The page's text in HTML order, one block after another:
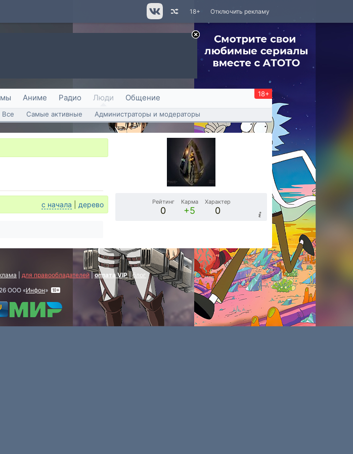
Отключить рекламу
18+
Аниме Радио Люди Общение 18+
Все Самые активные Администраторы и модераторы
с начала дерево Рейтинг
0
Карма
+5
Характер
0
для правообладателей |оплата VIP|блог
ООО «Инфон»